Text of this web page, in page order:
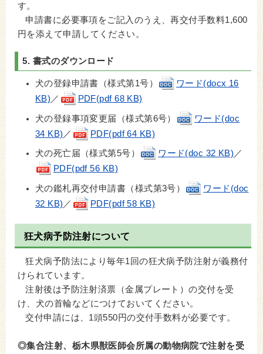
す。
申請書に必要事項をご記入のうえ、再交付手数料1,600
円を添えて申請してください。
5. 書式のダウンロード
犬の登録申請書（様式第1号）
ワード(docx 16
KB)／ PDF(pdf 68 KB)
犬の登録事項変更届（様式第6号）
ワード(doc
34 KB) ／ PDF(pdf 64 KB)
犬の死亡届（様式第5号） ワード(doc 32 KB)／
PDF(pdf 56 KB)
犬の鑑札再交付申請書（様式第3号）
ワード(doc
32 KB) ／ PDF(pdf 58 KB)
狂犬病予防注射について
狂犬病予防法により毎年1回の狂犬病予防注射が義務付
けられています。
注射後は予防注射済票（金属プレート）の交付を受
け、犬の首輪などにつけておいてください。
交付申請には、1頭550円の交付手数料が必要です。
◎集合注射、栃木県獣医師会所属の動物病院で注射を受